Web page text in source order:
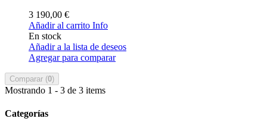
3 190,00 €
Añadir al carrito Info
En stock
Añadir a la lista de deseos
Agregar para comparar
Comparar (0)
Mostrando 1 - 3 de 3 items
Categorías